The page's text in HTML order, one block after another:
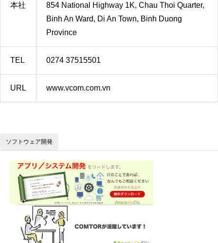
本社
854 National Highway 1K, Chau Thoi Quarter,
Binh An Ward, Di An Town, Binh Duong
Province
TEL 0274 37515501
URL www.vcom.com.vn
ソフトウェア開発